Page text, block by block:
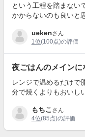
という工程を踏まない
かからないのも良いと
uekenさん
1位(100点)の評価
夜ごはんのメインに
レンジで温めるだけで
分で焼くよりもおいし
もちこ さん
4位(85点)の評価